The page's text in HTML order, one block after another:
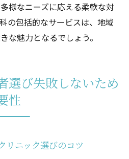
様なニーズに応える柔軟な対
の包括的なサービスは、地域
な魅力となるでしょう。
選び失敗しないため
性
リニック選びのコツ